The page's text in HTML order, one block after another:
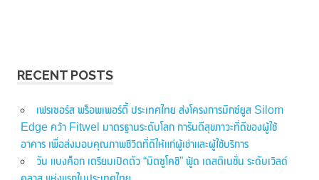
RECENT POSTS
เฟรเซอร์ส พร็อพเพอร์ตี้ ประเทศไทย ส่งโครงการมิกซ์ยูส Silom
Edge คว้า Fitwel มาตรฐานระดับโลก การันตีสุขภาวะที่ดีของผู้ใช้
อาคาร เพื่อส่งมอบคุณภาพชีวิตที่ดีให้แก่ผู้เช่าและผู้ใช้บริการ
วัน แบงค็อก เตรียมเปิดตัว “มิตซูโคชิ” ฟู้ด เดสติเนชั่น ระดับเวิลด์